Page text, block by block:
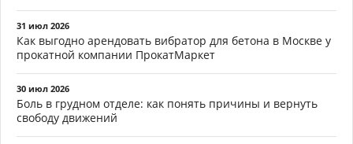
31 июл 2026
Как выгодно арендовать вибратор для бетона в Москве у
прокатной компании ПрокатМаркет
30 июл 2026
Боль в грудном отделе: как понять причины и вернуть
свободу движений